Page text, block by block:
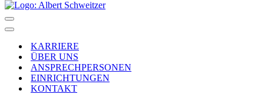
Navigationsmenü
Navigationsmenü
KARRIERE
ÜBER UNS
ANSPRECHPERSONEN
EINRICHTUNGEN
KONTAKT